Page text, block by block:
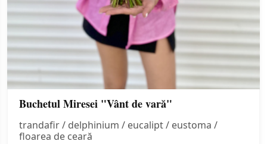
Buchetul Miresei "Vânt de vară"
trandafir / delphinium / eucalipt / eustoma /
floarea de ceară